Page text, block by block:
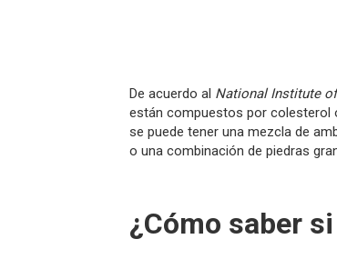
De acuerdo al National Institute
están compuestos por colesterol
se puede tener una mezcla de
o una combinación de piedras
¿Cómo saber